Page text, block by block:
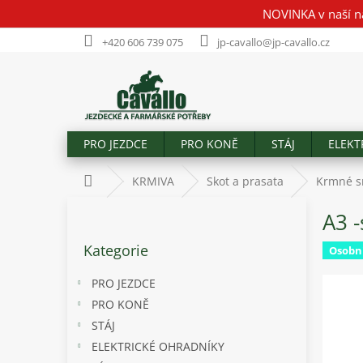
NOVINKA v naší
+420 606 739 075 jp-cavallo@jp-cavallo.cz
PRO JEZDCE PRO KONĚ STÁJ
Domů KRMIVA Skot a prasata Krmné
kategorie
Kategorie
PRO JEZDCE
PRO KONĚ
STÁJ
ELEKTRICKÉ OHRADNÍKY
A3